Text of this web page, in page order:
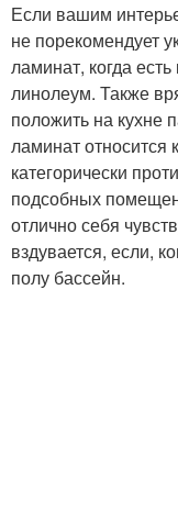
Если вашим
не порекомендует
ламинат, когда
линолеум. Также
положить на кухне
ламинат относится
категорически
подсобных
отлично себя
вздувается, если,
полу бассейн.